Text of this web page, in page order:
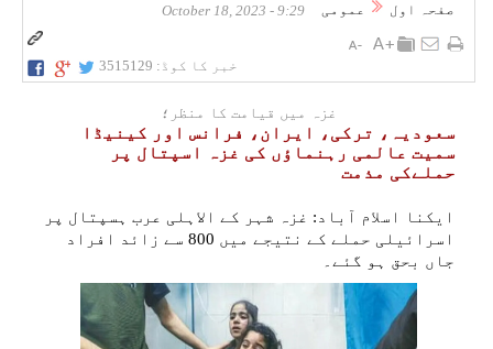
صفحہ اول عمومی 9:29 - October 18, 2023
خبر کا کوڈ: 3515129
غزہ میں قیامت کا منظر؛
سعودیہ، ترکی، ایران، فرانس اور کینیڈا
سمیت عالمی رہنماؤں کی غزہ اسپتال پر
حملےکی مذمت
ایکنا اسلام آباد: غزہ شہر کے الاہلی عرب ہسپتال پر
اسرائیلی حملے کے نتیجے میں 800 سے زائد افراد
جاں بحق ہو گئے۔